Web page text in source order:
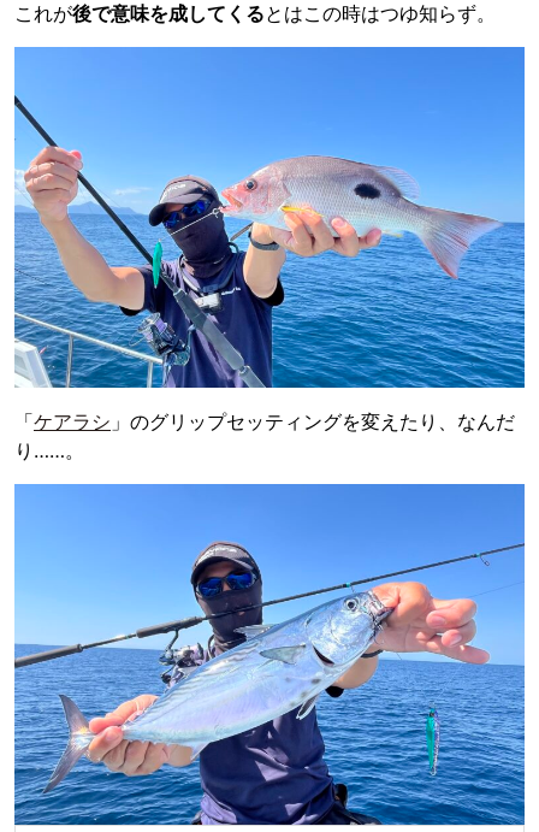
これが後で意味を成してくるとはこの時はつゆ知らず。
「ケアラシ 」のグリップセッティングを変えたり、なんだ
り……。